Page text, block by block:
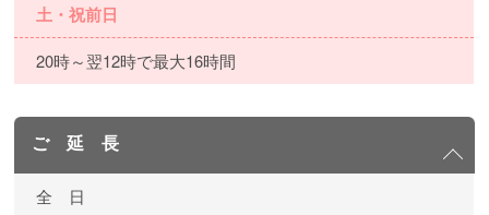
土・祝前日
20時～翌12時で最大16時間
ご 延 長
全 日